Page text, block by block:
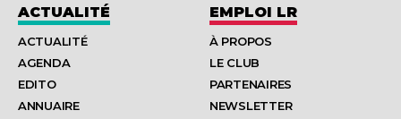
ACTUALITÉ
ACTUALITÉ
AGENDA
EDITO
ANNUAIRE
EMPLOI LR
À PROPOS
LE CLUB
PARTENAIRES
NEWSLETTER